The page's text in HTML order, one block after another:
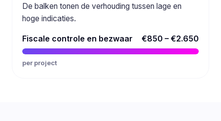
De balken tonen de verhouding tussen lage en
hoge indicaties.
Fiscale controle en bezwaar €850 – €2.650
per project